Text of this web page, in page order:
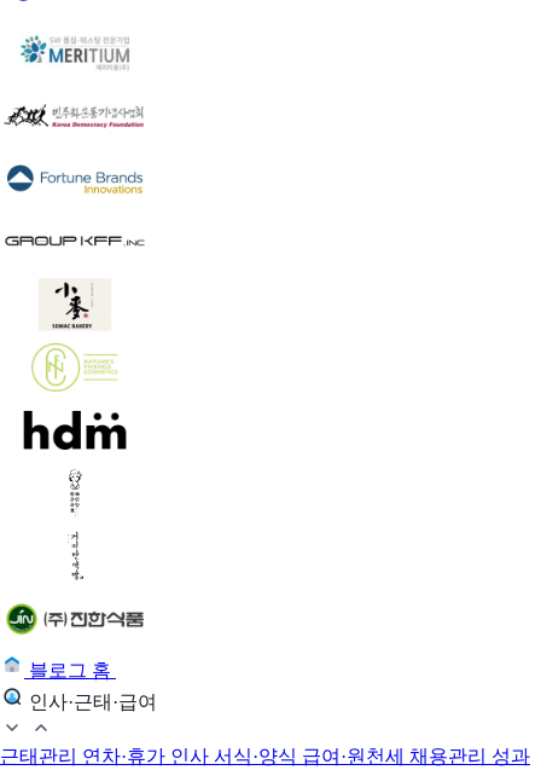
블로그 홈
인사·근태·급여
근태관리 연차·휴가 인사 서식·양식 급여·원천세 채용관리 성과